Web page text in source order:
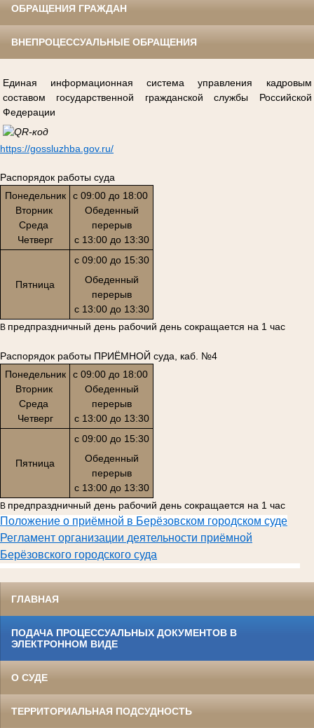
ОБРАЩЕНИЯ ГРАЖДАН
ВНЕПРОЦЕССУАЛЬНЫЕ ОБРАЩЕНИЯ
Единая информационная система управления кадровым
составом государственной гражданской службы Российской
Федерации
https://gossluzhba.gov.ru/
Распорядок работы суда
Понедельник
Вторник
Среда
Четверг
с 09:00 до 18:00
Обеденный
перерыв
с 13:00 до 13:30
Пятница
с 09:00 до 15:30
Обеденный
перерыв
с 13:00 до 13:30
В предпраздничный день рабочий день сокращается на 1 час
Распорядок работы ПРИЁМНОЙ суда, каб. №4
Понедельник
Вторник
Среда
Четверг
с 09:00 до 18:00
Обеденный
перерыв
с 13:00 до 13:30
Пятница
с 09:00 до 15:30
Обеденный
перерыв
с 13:00 до 13:30
В предпраздничный день рабочий день сокращается на 1 час
Положение о приёмной в Берёзовском городском суде
Регламент организации деятельности приёмной
Берёзовского городского суда
ГЛАВНАЯ
ПОДАЧА ПРОЦЕССУАЛЬНЫХ ДОКУМЕНТОВ В
ЭЛЕКТРОННОМ ВИДЕ
О СУДЕ
ТЕРРИТОРИАЛЬНАЯ ПОДСУДНОСТЬ